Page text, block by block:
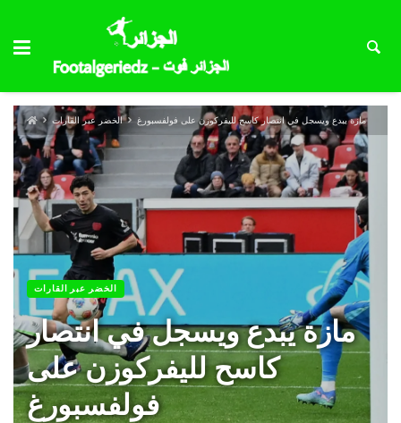
الخضر عبر القارات مازة يبدع ويسجل في انتصار كاسح لليفركوزن على فولفسبورغ
الخضر عبر القارات
مازة يبدع ويسجل في انتصار
كاسح لليفركوزن على
فولفسبورغ